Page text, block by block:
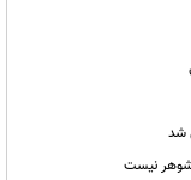
شوهر نیست